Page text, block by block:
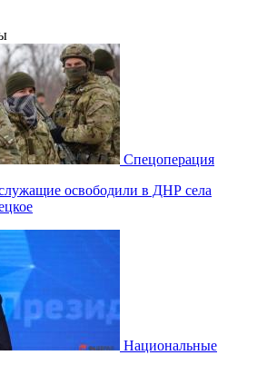
Спецоперация
освободили в ДНР села
Национальные